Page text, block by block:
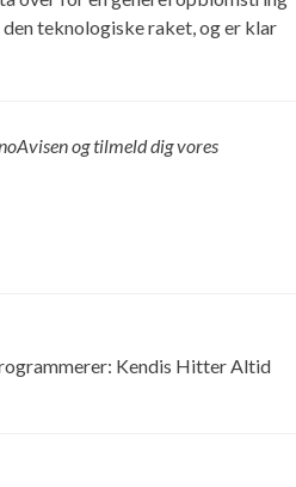
teknologiske raket, og er klar
og tilmeld dig vores
Kendis Hitter Altid